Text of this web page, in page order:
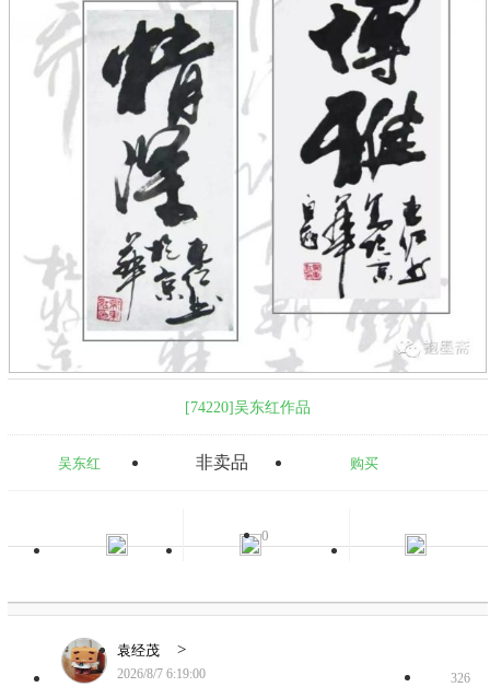
[74220]吴东红作品
吴东红 非卖品 购买
0
袁经茂 >
2026/8/7 6:19:00 326